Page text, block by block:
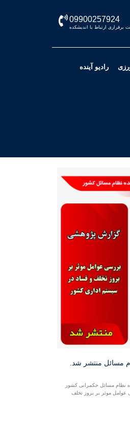
09900257924
برقراری ارتباط با اندیشکده
رادیو آینده
مسائل منتشر شد.
نظام مسائل حکمرانی کشور
عوامل موثر بر بروز تخلف